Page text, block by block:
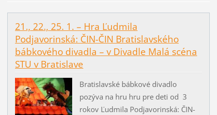
21., 22., 25. 1. – Hra Ľudmila
Podjavorinská: ČIN-ČIN Bratislavského
bábkového divadla – v Divadle Malá scéna
STU v Bratislave
Bratislavské bábkové divadlo
pozýva na hru hru pre deti od 3
rokov Ľudmila Podjavorinská: ČIN-